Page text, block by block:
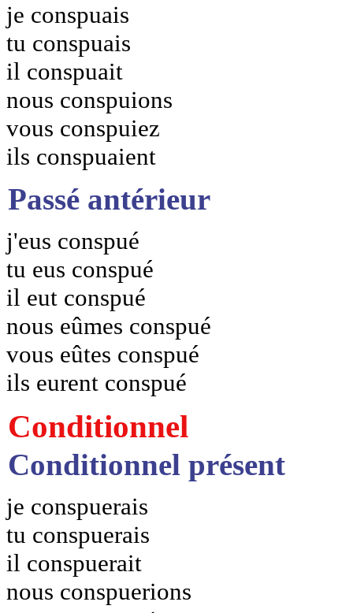
je conspuais
tu conspuais
il conspuait
nous conspuions
vous conspuiez
ils conspuaient
Passé antérieur
j'eus conspué
tu eus conspué
il eut conspué
nous eûmes conspué
vous eûtes conspué
ils eurent conspué
Conditionnel
Conditionnel présent
je conspuerais
tu conspuerais
il conspuerait
nous conspuerions